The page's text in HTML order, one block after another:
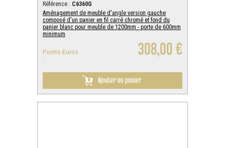
Référence : C6360G
Aménagement de meuble d'angle version gauche
composé d'un panier en fil carré chromé et fond du
panier blanc pour meuble de 1200mm - porte de 600mm
minimum
Points Euros
:
308,00 €
Ajouter au panier